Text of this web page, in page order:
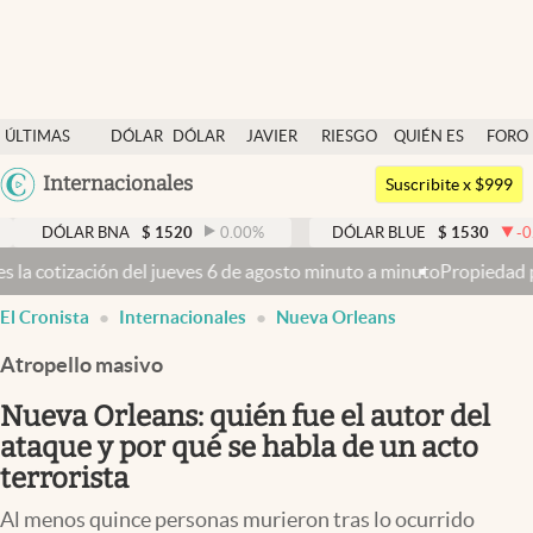
ÚLTIMAS
NOTICIAS
DÓLAR
DÓLAR
JAVIER
RIESGO
QUIÉN ES
QUIÉN
FORO
Argentina
México
USA
Internacionales
Dólar
Members
Economía y Política
Finanzas y Mercados
Mercados Online
Negocios
Columnistas
Otras secciones
Suscribite x $999
BNA $ 1520 0.00% DÓLAR BLUE $ 1530 -0.65%
de agosto minuto a minutoPropiedad privada: con cruces y
El Cronista Internacionales Nueva Orleans
Atropello masivo
Nueva Orleans: quién fue el autor del
ataque y por qué se habla de un acto
terrorista
Al menos quince personas murieron tras lo ocurrido